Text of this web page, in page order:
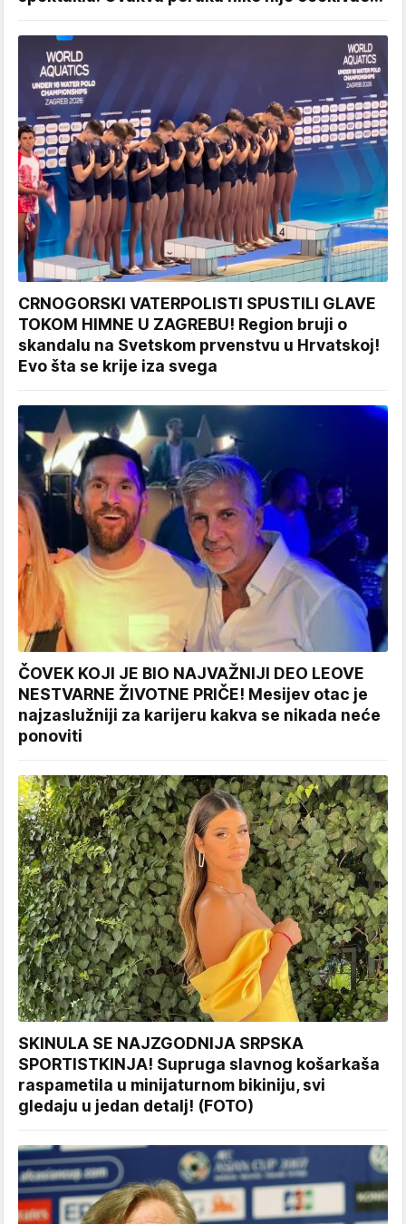
CRNOGORSKI VATERPOLISTI SPUSTILI GLAVE
TOKOM HIMNE U ZAGREBU! Region bruji o
skandalu na Svetskom prvenstvu u Hrvatskoj!
Evo šta se krije iza svega
ČOVEK KOJI JE BIO NAJVAŽNIJI DEO LEOVE
NESTVARNE ŽIVOTNE PRIČE! Mesijev otac je
najzaslužniji za karijeru kakva se nikada neće
ponoviti
SKINULA SE NAJZGODNIJA SRPSKA
SPORTISTKINJA! Supruga slavnog košarkaša
raspametila u minijaturnom bikiniju, svi
gledaju u jedan detalj! (FOTO)